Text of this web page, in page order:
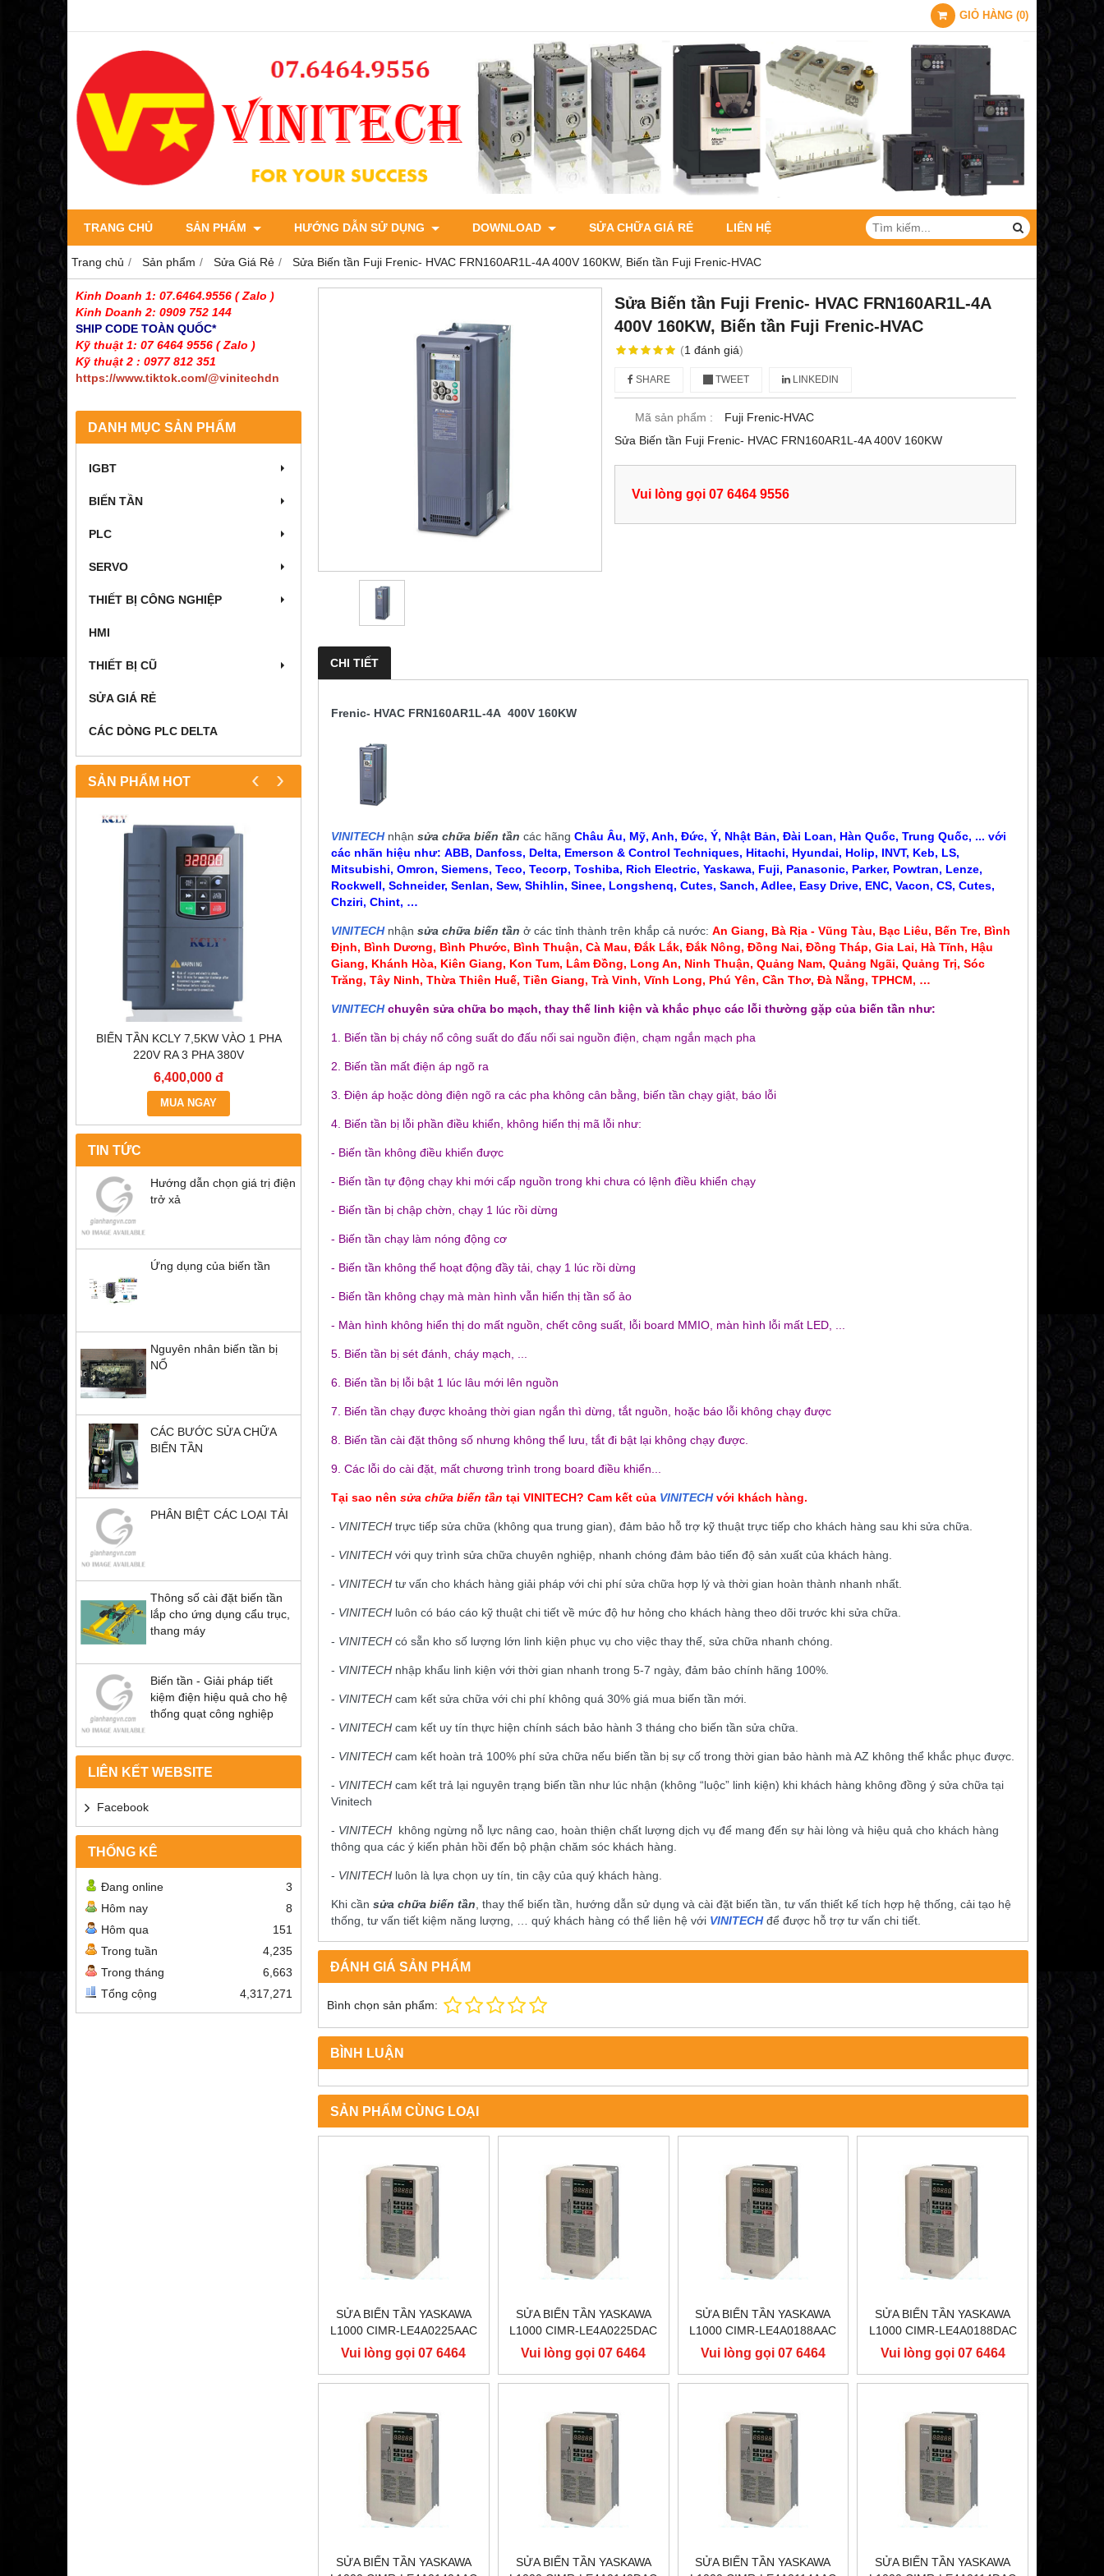
GIỎ HÀNG (0)
TRANG CHỦ SẢN PHẨM HƯỚNG DẪN SỬ DỤNG DOWNLOAD SỬA CHỮA GIÁ RẺ LIÊN HỆ
Trang chủ Sản phẩm Sửa Giá Rẻ Sửa Biến tần Fuji Frenic- HVAC FRN160AR1L-4A 400V 160KW, Biến tần Fuji Frenic-HVAC
Kinh Doanh 1: 07.6464.9556 ( Zalo )
Kinh Doanh 2: 0909 752 144
SHIP CODE TOÀN QUỐC*
Kỹ thuật 1: 07 6464 9556 ( Zalo )
Kỹ thuật 2 : 0977 812 351
https://www.tiktok.com/@vinitechdn
DANH MỤC SẢN PHẨM
IGBT
BIẾN TẦN
PLC
SERVO
THIẾT BỊ CÔNG NGHIỆP
HMI
THIẾT BỊ CŨ
SỬA GIÁ RẺ
CÁC DÒNG PLC DELTA
SẢN PHẨM HOT
BIẾN TẦN KCLY 7,5KW VÀO 1 PHA
220V RA 3 PHA 380V
6,400,000 đ
MUA NGAY
BÓNG ĐÈN CAO ÁP LCD HMI MỚI
110,000 đ
MUA NGAY
BÓNG ĐÈN CAO ÁP LCD HMI MỚI
MUA NGAY
CT BIẾN DÒNG SC
MUA
‹ ›
TIN TỨC
Hướng dẫn chọn giá trị điện
trở xả
Ứng dụng của biến tần
Nguyên nhân biến tần bị
NỔ
CÁC BƯỚC SỬA CHỮA
BIẾN TẦN
PHÂN BIỆT CÁC LOẠI TẢI
Thông số cài đặt biến tần
lắp cho ứng dụng cẩu trục,
thang máy
Biến tần - Giải pháp tiết
kiệm điện hiệu quả cho hệ
thống quạt công nghiệp
LIÊN KẾT WEBSITE
Facebook
THỐNG KÊ
Đang online
3
Hôm nay
8
Hôm qua
151
Trong tuần
4,235
Trong tháng
6,663
Tổng cộng
4,317,271
Sửa Biến tần Fuji Frenic- HVAC FRN160AR1L-4A
400V 160KW, Biến tần Fuji Frenic-HVAC
(1 đánh giá)
SHARE TWEET LINKEDIN
Mã sản phẩm :
Fuji Frenic-HVAC
Sửa Biến tần Fuji Frenic- HVAC FRN160AR1L-4A 400V 160KW
Vui lòng gọi 07 6464 9556
CHI TIẾT
Frenic- HVAC FRN160AR1L-4A 400V 160KW
VINITECHnhận sửa chữa biến tần các hãng Châu Âu, Mỹ, Anh, Đức, Ý, Nhật Bản, Đài Loan, Hàn Quốc, Trung Quốc, ... với
các nhãn hiệu như: ABB, Danfoss, Delta, Emerson & Control Techniques, Hitachi, Hyundai, Holip, INVT, Keb, LS,
Mitsubishi, Omron, Siemens, Teco, Tecorp, Toshiba, Rich Electric, Yaskawa, Fuji, Panasonic, Parker, Powtran, Lenze,
Rockwell, Schneider, Senlan, Sew, Shihlin, Sinee, Longshenq, Cutes, Sanch, Adlee, Easy Drive, ENC, Vacon, CS, Cutes,
Chziri, Chint, …
VINITECHnhận sửa chữa biến tần ở các tỉnh thành trên khắp cả nước: An Giang, Bà Rịa - Vũng Tàu, Bạc Liêu, Bến Tre, Bình
Định, Bình Dương, Bình Phước, Bình Thuận, Cà Mau, Đắk Lắk, Đắk Nông, Đồng Nai, Đồng Tháp, Gia Lai, Hà Tĩnh, Hậu
Giang, Khánh Hòa, Kiên Giang, Kon Tum, Lâm Đồng, Long An, Ninh Thuận, Quảng Nam, Quảng Ngãi, Quảng Trị, Sóc
Trăng, Tây Ninh, Thừa Thiên Huế, Tiền Giang, Trà Vinh, Vĩnh Long, Phú Yên, Cần Thơ, Đà Nẵng, TPHCM, …
VINITECHchuyên sửa chữa bo mạch, thay thế linh kiện và khắc phục các lỗi thường gặp của biến tần như:
1. Biến tần bị cháy nổ công suất do đấu nối sai nguồn điện, chạm ngắn mạch pha
2. Biến tần mất điện áp ngõ ra
3. Điện áp hoặc dòng điện ngõ ra các pha không cân bằng, biến tần chạy giật, báo lỗi
4. Biến tần bị lỗi phần điều khiển, không hiển thị mã lỗi như:
- Biến tần không điều khiển được
- Biến tần tự động chạy khi mới cấp nguồn trong khi chưa có lệnh điều khiển chạy
- Biến tần bị chập chờn, chạy 1 lúc rồi dừng
- Biến tần chạy làm nóng động cơ
- Biến tần không thể hoạt động đầy tải, chạy 1 lúc rồi dừng
- Biến tần không chạy mà màn hình vẫn hiển thị tần số ảo
- Màn hình không hiển thị do mất nguồn, chết công suất, lỗi board MMIO, màn hình lỗi mất LED, ...
5. Biến tần bị sét đánh, cháy mạch, ...
6. Biến tần bị lỗi bật 1 lúc lâu mới lên nguồn
7. Biến tần chạy được khoảng thời gian ngắn thì dừng, tắt nguồn, hoặc báo lỗi không chạy được
8. Biến tần cài đặt thông số nhưng không thể lưu, tắt đi bật lại không chạy được.
9. Các lỗi do cài đặt, mất chương trình trong board điều khiển...
Tại sao nên sửa chữa biến tần tại VINITECH? Cam kết của VINITECHvới khách hàng.
- VINITECH trực tiếp sửa chữa (không qua trung gian), đảm bảo hỗ trợ kỹ thuật trực tiếp cho khách hàng sau khi sửa chữa.
- VINITECH với quy trình sửa chữa chuyên nghiệp, nhanh chóng đảm bảo tiến độ sản xuất của khách hàng.
- VINITECH tư vấn cho khách hàng giải pháp với chi phí sửa chữa hợp lý và thời gian hoàn thành nhanh nhất.
- VINITECH luôn có báo cáo kỹ thuật chi tiết về mức độ hư hỏng cho khách hàng theo dõi trước khi sửa chữa.
- VINITECH có sẵn kho số lượng lớn linh kiện phục vụ cho việc thay thế, sửa chữa nhanh chóng.
- VINITECH nhập khẩu linh kiện với thời gian nhanh trong 5-7 ngày, đảm bảo chính hãng 100%.
- VINITECH cam kết sửa chữa với chi phí không quá 30% giá mua biến tần mới.
- VINITECH cam kết uy tín thực hiện chính sách bảo hành 3 tháng cho biến tần sửa chữa.
- VINITECH cam kết hoàn trả 100% phí sửa chữa nếu biến tần bị sự cố trong thời gian bảo hành mà AZ không thể khắc phục được.
- VINITECH cam kết trả lại nguyên trạng biến tần như lúc nhận (không “luộc” linh kiện) khi khách hàng không đồng ý sửa chữa tại
Vinitech
- VINITECH không ngừng nỗ lực nâng cao, hoàn thiện chất lượng dịch vụ để mang đến sự hài lòng và hiệu quả cho khách hàng
thông qua các ý kiến phản hồi đến bộ phận chăm sóc khách hàng.
- VINITECH luôn là lựa chọn uy tín, tin cậy của quý khách hàng.
Khi cần sửa chữa biến tần , thay thế biến tần, hướng dẫn sử dụng và cài đặt biến tần, tư vấn thiết kế tích hợp hệ thống, cải tạo hệ
thống, tư vấn tiết kiệm năng lượng, … quý khách hàng có thể liên hệ với VINITECHđể được hỗ trợ tư vấn chi tiết.
ĐÁNH GIÁ SẢN PHẨM
Bình chọn sản phẩm:
BÌNH LUẬN
SẢN PHẨM CÙNG LOẠI
SỬA BIẾN TẦN YASKAWA
L1000 CIMR-LE4A0225AAC
400V 110KW, BIẾN TẦN
YASKAWA L1000
Vui lòng gọi 07 6464
9556
SỬA BIẾN TẦN YASKAWA
L1000 CIMR-LE4A0225DAC
400V 110KW, BIẾN TẦN
YASKAWA L1000
Vui lòng gọi 07 6464
9556
SỬA BIẾN TẦN YASKAWA
L1000 CIMR-LE4A0188AAC
400V 90KW, BIẾN TẦN
YASKAWA L1000
Vui lòng gọi 07 6464
9556
SỬA BIẾN TẦN YASKAWA
L1000 CIMR-LE4A0188DAC
400V 90KW, BIẾN TẦN
YASKAWA L1000
Vui lòng gọi 07 6464
9556
SỬA BIẾN TẦN YASKAWA
SỬA BIẾN TẦN YASKAWA
SỬA BIẾN TẦN YASKAWA
SỬA BIẾN TẦN YASKAWA